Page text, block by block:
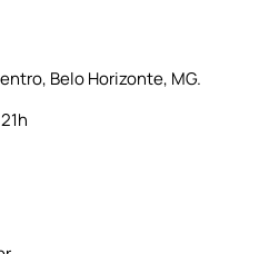
Belo Horizonte, MG.